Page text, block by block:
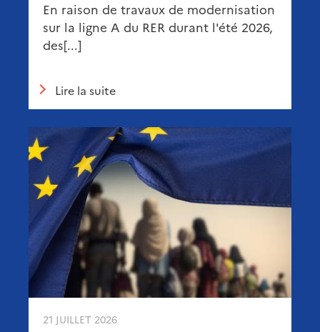
En raison de travaux de modernisation
sur la ligne A du RER durant l'été 2026,
des[...]
Lire la suite
21 JUILLET 2026